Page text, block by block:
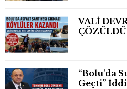
VALİ
ÇÖZÜLDÜ
“Bolu'da
Geçti”